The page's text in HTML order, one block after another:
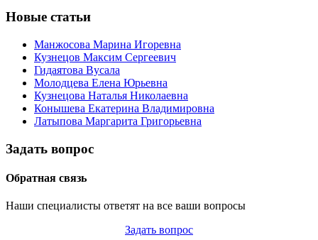
Новые статьи
Манжосова Марина Игоревна
Кузнецов Максим Сергеевич
Гидаятова Вусала
Молодцева Елена Юрьевна
Кузнецова Наталья Николаевна
Конышева Екатерина Владимировна
Латыпова Маргарита Григорьевна
Задать вопрос
Обратная связь
Наши специалисты ответят на все ваши вопросы
Задать вопрос